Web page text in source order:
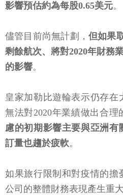
影響預估約為每股0.65美元。
儘管目前尚無計劃， 但如果
剩餘航次、將對2020年財務
的影響。
皇家加勒比遊輪表示仍存在
無法對2020年業績做出合理
慮的初期影響主要與亞洲有
訂量也趨於疲軟。
如果旅行限制和對疫情的擔
公司的整體財務表現產生重大